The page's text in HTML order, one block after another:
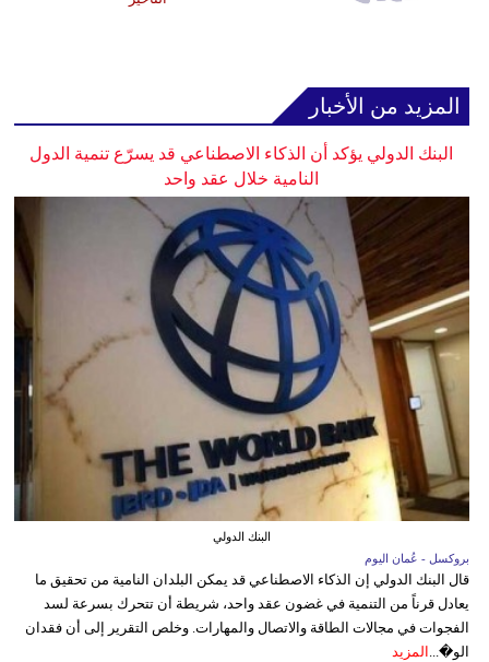
المزيد من الأخبار
البنك الدولي يؤكد أن الذكاء الاصطناعي قد يسرّع تنمية الدول
النامية خلال عقد واحد
البنك الدولي
بروكسل - عُمان اليوم
قال البنك الدولي إن الذكاء الاصطناعي قد يمكن البلدان النامية من تحقيق ما
يعادل قرناً من التنمية في غضون عقد واحد، شريطة أن تتحرك بسرعة لسد
الفجوات في مجالات الطاقة والاتصال والمهارات. وخلص التقرير إلى أن فقدان
الو�... المزيد